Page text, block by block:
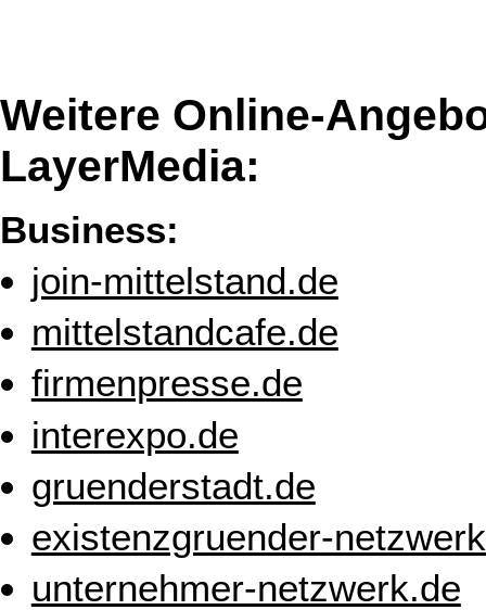
Weitere Online-
LayerMedia:
Business:
join-mittelstand.de
mittelstandcafe.de
firmenpresse.de
interexpo.de
gruenderstadt.de
existenzgruender-
unternehmer-netzwerk.de